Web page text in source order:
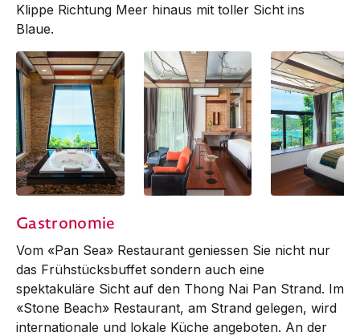
Klippe Richtung Meer hinaus mit toller Sicht ins
Blaue.
Grande
Gastronomie
Vom «Pan Sea» Restaurant geniessen Sie nicht nur
das Frühstücksbuffet sondern auch eine
spektakuläre Sicht auf den Thong Nai Pan Strand. Im
«Stone Beach» Restaurant, am Strand gelegen, wird
internationale und lokale Küche angeboten. An der